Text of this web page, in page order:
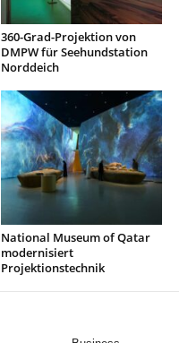
360-Grad-Projektion von
DMPW für Seehundstation
Norddeich
National Museum of Qatar
modernisiert
Projektionstechnik